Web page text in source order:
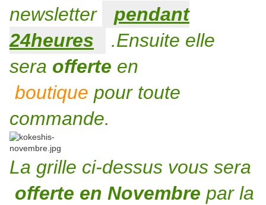
newsletter
pendant
24heures
.Ensuite elle
sera offerte en
boutique pour toute
commande.
La grille ci-dessus vous sera
offerte en Novembre par la